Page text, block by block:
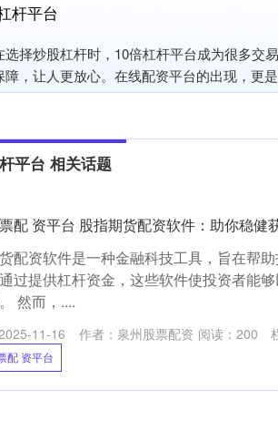
杆平台
选择炒股杠杆时，10倍杠杆平台成为很多交
障，让人更放心。在线配资平台的出现，更
平台 相关话题
配 资平台 股指期货配资软件：助你稳健
配资软件是一种金融科技工具，旨在帮
过提供杠杆资金，这些软件使投资者能
然而，....
11-16 作者：泉州股票配资 阅读： 200
配 资平台